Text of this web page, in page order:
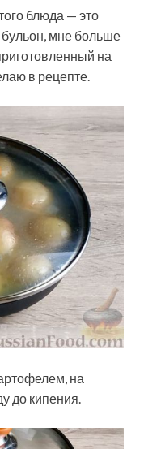
блюда — это
мне больше
на
в рецепте.
на
до кипения.